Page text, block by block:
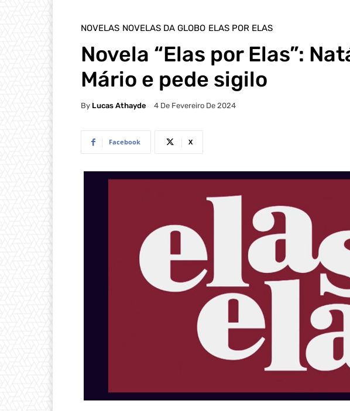
NOVELAS NOVELAS DA GLOBO ELAS POR ELAS
Novela “Elas por Elas”:
Mário e pede sigilo
By Lucas Athayde 4 De Fevereiro De 2024
Facebook X